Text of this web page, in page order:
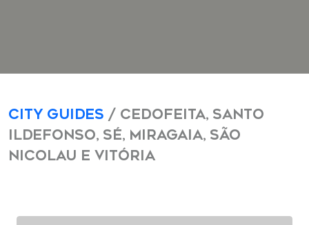
City Guides / Cedofeita, Santo
Ildefonso, Sé, Miragaia, São
Nicolau e Vitória